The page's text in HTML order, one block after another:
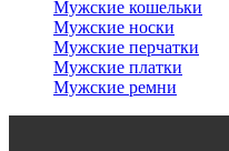
Мужские кошельки
Мужские носки
Мужские перчатки
Мужские платки
Мужские ремни